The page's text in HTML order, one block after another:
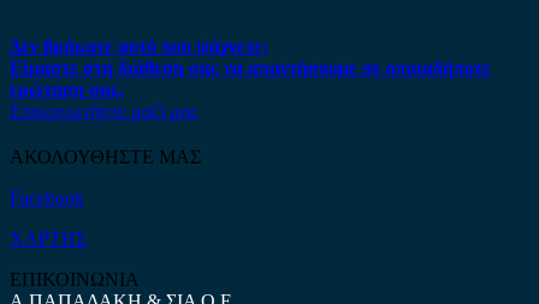
Δεν βρήκατε αυτό που ψάχνετε;
Είμαστε στη διάθεση σας να απαντήσουμε σε οποιαδήποτε
ερώτηση σας.
Επικοινωνήστε μαζί μας
ΑΚΟΛΟΥΘΗΣΤΕ ΜΑΣ
Facebook
ΧΑΡΤΗΣ
ΕΠΙΚΟΙΝΩΝΙΑ